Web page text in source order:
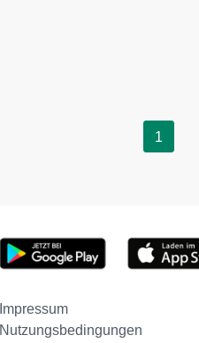
1
Impressum
Nutzungsbedingungen